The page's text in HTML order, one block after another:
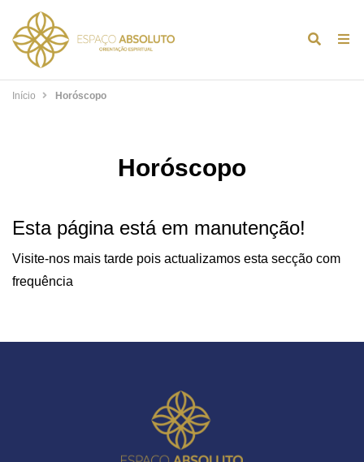
de
Início Horóscopo
Horóscopo
Esta página está em manutenção!
Visite-nos mais tarde pois actualizamos esta secção com
frequência